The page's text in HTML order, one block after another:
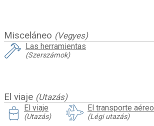
Misceláneo (Vegyes)
Las herramientas
(Szerszámok)
El viaje (Utazás)
travel_luggage_and_bags El viaje
(Utazás)
El transporte aéreo
(Légi utazás)